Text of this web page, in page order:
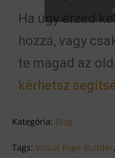
Ha úgy érzed
hozzá, vagy
te magad az
kérhetsz
Kategória: Blog
Tags: Visual Page Builder,